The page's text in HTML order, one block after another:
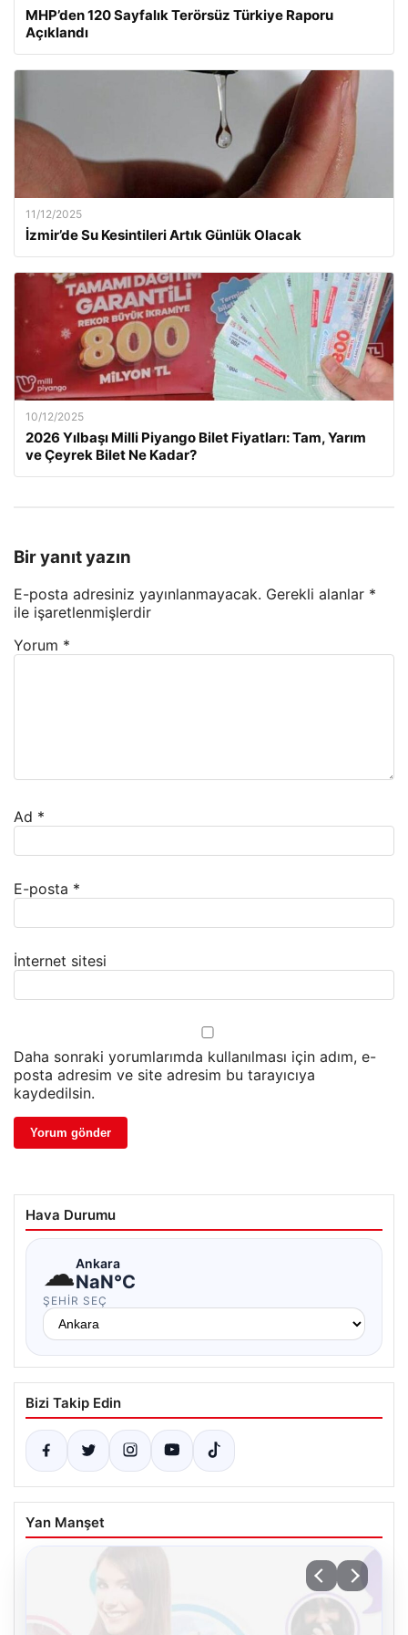
MHP’den 120 Sayfalık Terörsüz Türkiye Raporu
Açıklandı
11/12/2025
İzmir’de Su Kesintileri Artık Günlük Olacak
10/12/2025
2026 Yılbaşı Milli Piyango Bilet Fiyatları: Tam, Yarım
ve Çeyrek Bilet Ne Kadar?
Bir yanıt yazın
E-posta adresiniz yayınlanmayacak. Gerekli alanlar *
ile işaretlenmişlerdir
Yorum *
Ad *
E-posta *
İnternet sitesi
Daha sonraki yorumlarımda kullanılması için adım, e-
posta adresim ve site adresim bu tarayıcıya
kaydedilsin.
Hava Durumu
☁Ankara
NaN°C
ŞEHIR SEÇ
Bizi Takip Edin
Yan Manşet